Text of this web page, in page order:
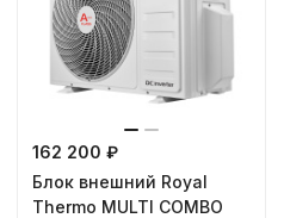
162 200 ₽
Блок внешний Royal
Thermo MULTI COMBO